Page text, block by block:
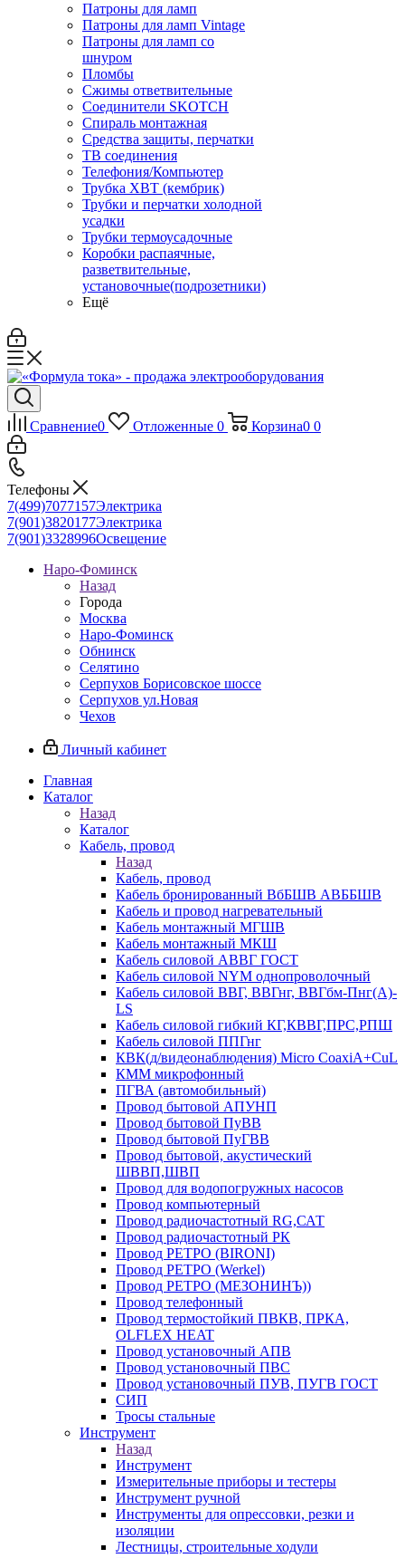
Патроны для ламп
Патроны для ламп Vintage
Патроны для ламп со
шнуром
Пломбы
Сжимы ответвительные
Соединители SKOTCH
Спираль монтажная
Средства защиты, перчатки
ТВ соединения
Телефония/Компьютер
Трубка ХВТ (кембрик)
Трубки и перчатки холодной
усадки
Трубки термоусадочные
Коробки распаячные,
разветвительные,
установочные(подрозетники)
Ещё
Сравнение0 Отложенные 0 Корзина0 0
Телефоны
7(499)7077157Электрика
7(901)3820177Электрика
7(901)3328996Освещение
Наро-Фоминск
Назад
Города
Москва
Наро-Фоминск
Обнинск
Селятино
Серпухов Борисовское шоссе
Серпухов ул.Новая
Чехов
Личный кабинет
Главная
Каталог
Назад
Каталог
Кабель, провод
Назад
Кабель, провод
Кабель бронированный ВбБШВ АВББШВ
Кабель и провод нагревательный
Кабель монтажный МГШВ
Кабель монтажный МКШ
Кабель силовой АВВГ ГОСТ
Кабель силовой NYM однопроволочный
Кабель силовой ВВГ, ВВГнг, ВВГбм-Пнг(А)-
LS
Кабель силовой гибкий КГ,КВВГ,ПРС,РПШ
Кабель силовой ППГнг
КВК(д/видеонаблюдения) Micro CoaxiA+CuL
КММ микрофонный
ПГВА (автомобильный)
Провод бытовой АПУНП
Провод бытовой ПуВВ
Провод бытовой ПуГВВ
Провод бытовой, акустический
ШВВП,ШВП
Провод для водопогружных насосов
Провод компьютерный
Провод радиочастотный RG,САТ
Провод радиочастотный РК
Провод РЕТРО (BIRONI)
Провод РЕТРО (Werkel)
Провод РЕТРО (МЕЗОНИНЪ))
Провод телефонный
Провод термостойкий ПВКВ, ПРКА,
OLFLEX HEAT
Провод установочный АПВ
Провод установочный ПВС
Провод установочный ПУВ, ПУГВ ГОСТ
СИП
Тросы стальные
Инструмент
Назад
Инструмент
Измерительные приборы и тестеры
Инструмент ручной
Инструменты для опрессовки, резки и
изоляции
Лестницы, строительные ходули